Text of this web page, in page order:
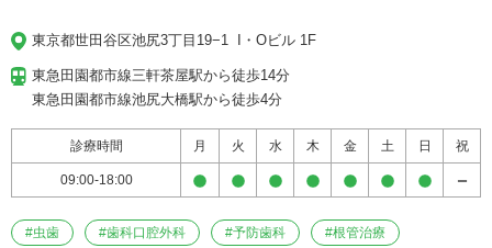
東京都世田谷区池尻3丁目19−1  I・Oビル 1F
東急田園都市線三軒茶屋駅から徒歩14分
東急田園都市線池尻大橋駅から徒歩4分
診療時間 月 火 水 木 金 土 日 祝
09:00-18:00
#虫歯 #歯科口腔外科 #予防歯科 #根管治療